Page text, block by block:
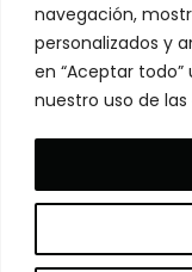
navegación,
personalizados y
en “Aceptar
nuestro uso de las